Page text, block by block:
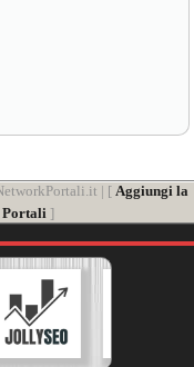
| [ Aggiungi la
Portali]